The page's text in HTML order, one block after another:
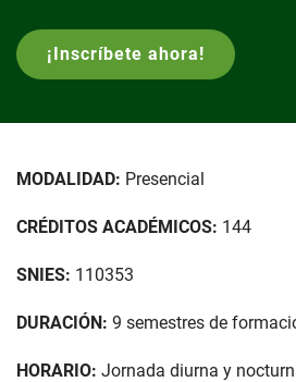
¡Inscríbete ahora!
MODALIDAD: Presencial
CRÉDITOS ACADÉMICOS: 144
SNIES: 110353
DURACIÓN: 9 semestres de
HORARIO: Jornada diurna y